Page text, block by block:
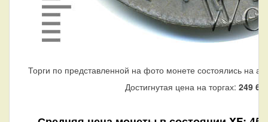
Торги по представленной на фото монете состоялись на
Достигнутая цена на торгах: 249